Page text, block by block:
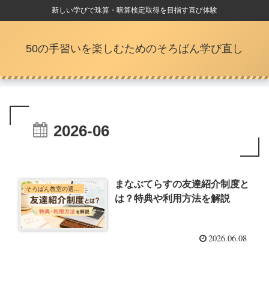
新しい学びで珠算・暗算検定取得を目指す喜び体験
50の手習いを楽しむためのそろばん学び直し
2026-06
まなぶてらすの友達紹介制度と
は？特典や利用方法を解説
2026.06.08